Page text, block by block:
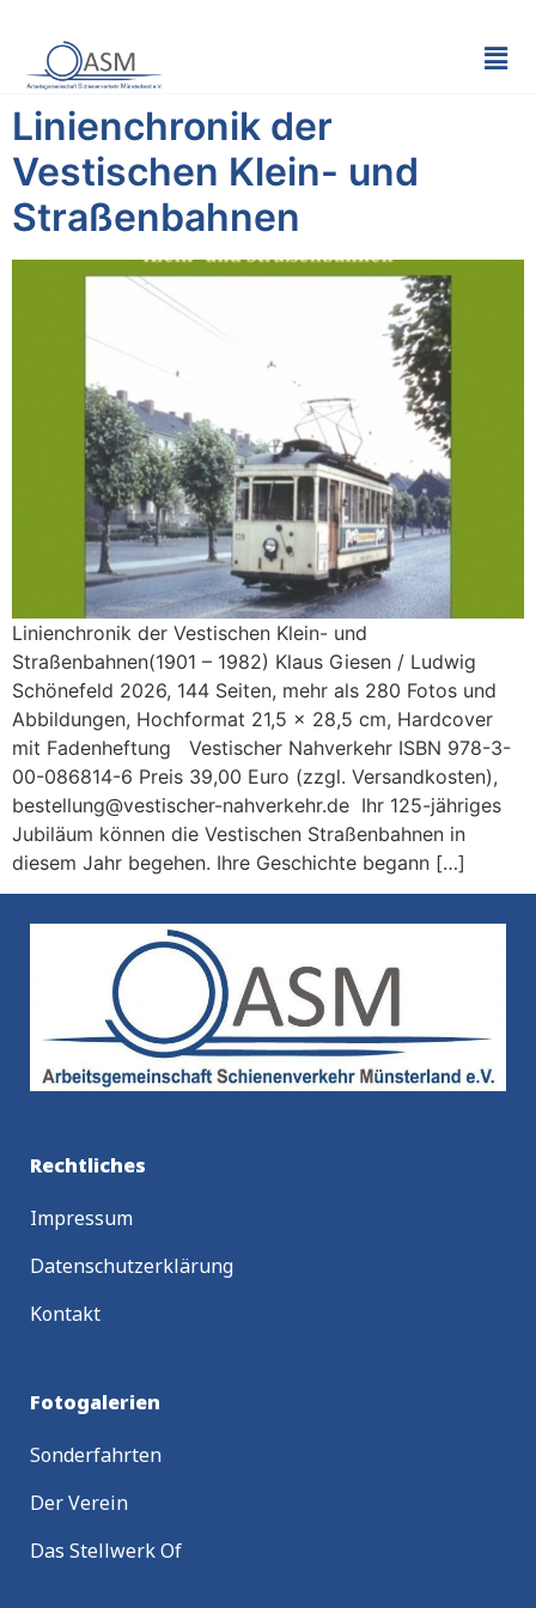
Linienchronik der
Vestischen Klein- und
Straßenbahnen
Linienchronik der Vestischen Klein- und
Straßenbahnen(1901 – 1982) Klaus Giesen / Ludwig
Schönefeld 2026, 144 Seiten, mehr als 280 Fotos und
Abbildungen, Hochformat 21,5 x 28,5 cm, Hardcover
mit Fadenheftung Vestischer Nahverkehr ISBN 978-3-
00-086814-6 Preis 39,00 Euro (zzgl. Versandkosten),
bestellung@vestischer-nahverkehr.de Ihr 125-jähriges
Jubiläum können die Vestischen Straßenbahnen in
diesem Jahr begehen. Ihre Geschichte begann […]
Rechtliches
Impressum
Datenschutzerklärung
Kontakt
Fotogalerien
Sonderfahrten
Der Verein
Das Stellwerk Of